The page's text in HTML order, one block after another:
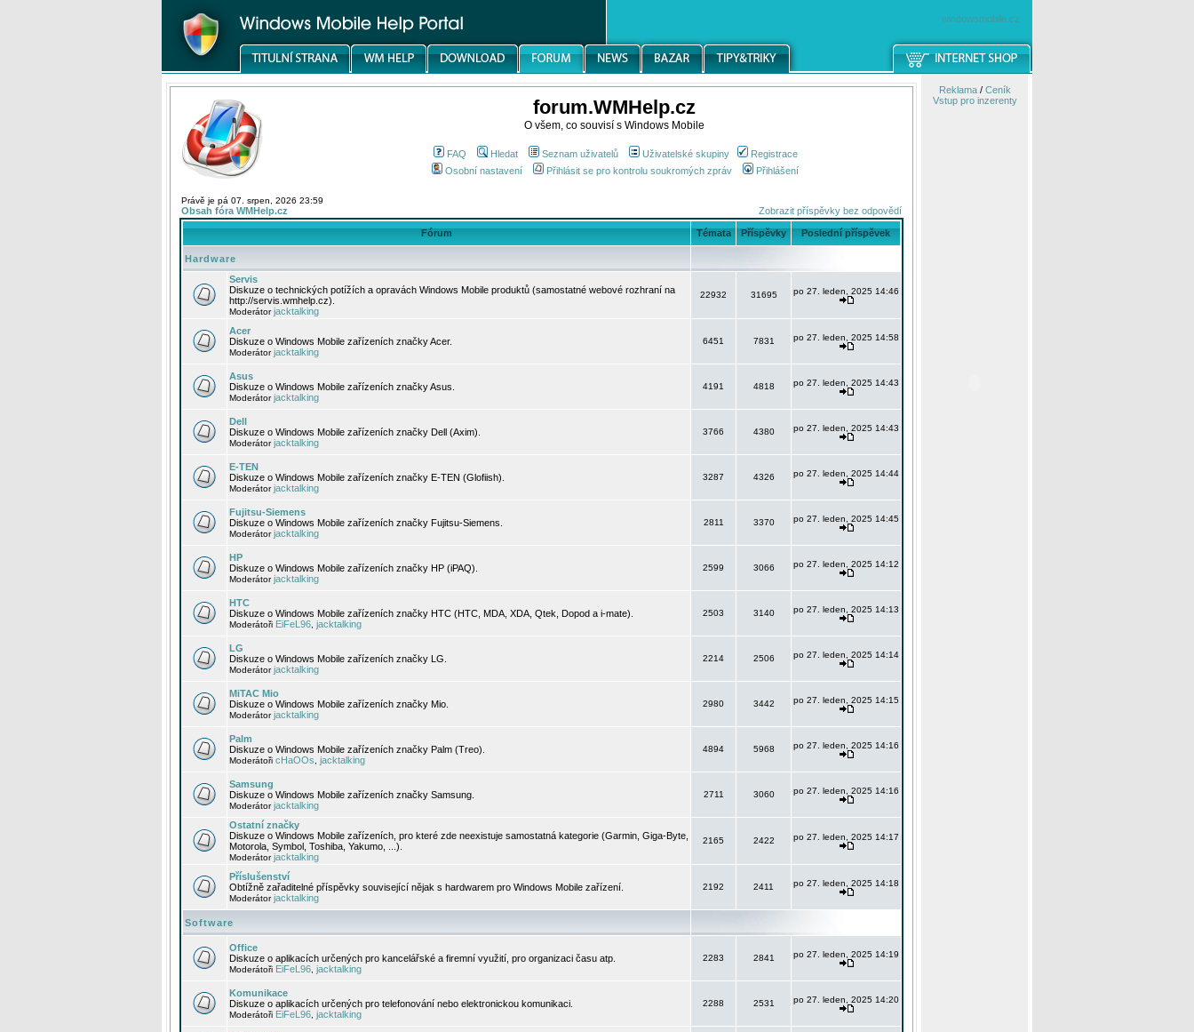
windowsmobile.cz
forum.WMHelp.cz
O všem, co souvisí s Windows Mobile
FAQ Hledat Seznam uživatelů Uživatelské skupiny
Registrace
Osobní nastavení
Přihlásit se pro kontrolu soukromých zpráv Přihlášení
Právě je pá 07. srpen, 2026 23:59
Obsah fóra WMHelp.cz Zobrazit příspěvky bez odpovědí
Fórum Témata Příspěvky Poslední příspěvek
Hardware
Servis
Diskuze o technických potížích a opravách Windows Mobile produktů (samostatné webové rozhraní na
http://servis.wmhelp.cz).
Moderátorjacktalking
22932 31695 po 27. leden, 2025 14:46
Acer
Diskuze o Windows Mobile zařízeních značky Acer.
Moderátorjacktalking
6451 7831 po 27. leden, 2025 14:58
Asus
Diskuze o Windows Mobile zařízeních značky Asus.
Moderátorjacktalking
4191 4818 po 27. leden, 2025 14:43
Dell
Diskuze o Windows Mobile zařízeních značky Dell (Axim).
Moderátorjacktalking
3766 4380 po 27. leden, 2025 14:43
E-TEN
Diskuze o Windows Mobile zařízeních značky E-TEN (Glofiish).
Moderátorjacktalking
3287 4326 po 27. leden, 2025 14:44
Fujitsu-Siemens
Diskuze o Windows Mobile zařízeních značky Fujitsu-Siemens.
Moderátorjacktalking
2811 3370 po 27. leden, 2025 14:45
HP
Diskuze o Windows Mobile zařízeních značky HP (iPAQ).
Moderátorjacktalking
2599 3066 po 27. leden, 2025 14:12
HTC
Diskuze o Windows Mobile zařízeních značky HTC (HTC, MDA, XDA, Qtek, Dopod a i-mate).
Moderátoři EiFeL96 jacktalking
2503 3140 po 27. leden, 2025 14:13
LG
Diskuze o Windows Mobile zařízeních značky LG.
Moderátorjacktalking
2214 2506 po 27. leden, 2025 14:14
MiTAC Mio
Diskuze o Windows Mobile zařízeních značky Mio.
Moderátorjacktalking
2980 3442 po 27. leden, 2025 14:15
Palm
Diskuze o Windows Mobile zařízeních značky Palm (Treo).
Moderátoři cHaOOs jacktalking
4894 5968 po 27. leden, 2025 14:16
Samsung
Diskuze o Windows Mobile zařízeních značky Samsung.
Moderátorjacktalking
2711 3060 po 27. leden, 2025 14:16
Ostatní značky
Diskuze o Windows Mobile zařízeních, pro které zde neexistuje samostatná kategorie (Garmin, Giga-Byte,
Motorola, Symbol, Toshiba, Yakumo, ...).
Moderátorjacktalking
2165 2422 po 27. leden, 2025 14:17
Příslušenství
Obtížně zařaditelné příspěvky související nějak s hardwarem pro Windows Mobile zařízení.
Moderátorjacktalking
2192 2411 po 27. leden, 2025 14:18
Software
Office
Diskuze o aplikacích určených pro kancelářské a firemní využití, pro organizaci času atp.
Moderátoři EiFeL96 jacktalking
2283 2841 po 27. leden, 2025 14:19
Komunikace
Diskuze o aplikacích určených pro telefonování nebo elektronickou komunikaci.
Moderátoři EiFeL96 jacktalking
2288 2531 po 27. leden, 2025 14:20
Reklama/ Ceník
Vstup pro inzerenty